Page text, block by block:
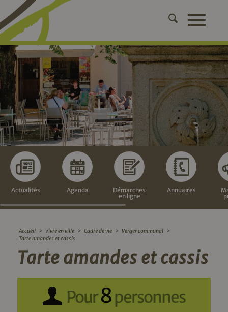
Actualités Agenda
Démarches
en ligne
Annuaires
Accueil > Vivre en ville > Cadre de vie > Verger communal >
Tarte amandes et cassis
Tarte amandes et cassis
Pour8 personnes